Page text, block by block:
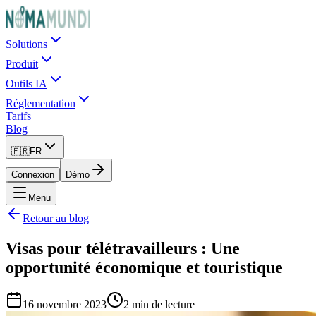
Solutions
Produit
Outils IA
Réglementation
Tarifs
Blog
🇫🇷FR
Connexion Démo
Menu
Retour au blog
Visas pour télétravailleurs : Une
opportunité économique et touristique
16 novembre 2023 2 min de lecture